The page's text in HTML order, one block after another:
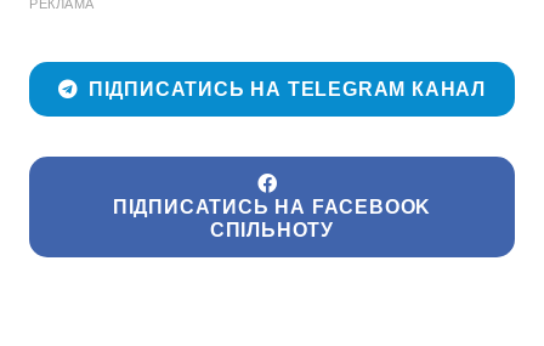
РЕКЛАМА
ПІДПИСАТИСЬ НА TELEGRAM КАНАЛ
ПІДПИСАТИСЬ НА FACEBOOK
СПІЛЬНОТУ